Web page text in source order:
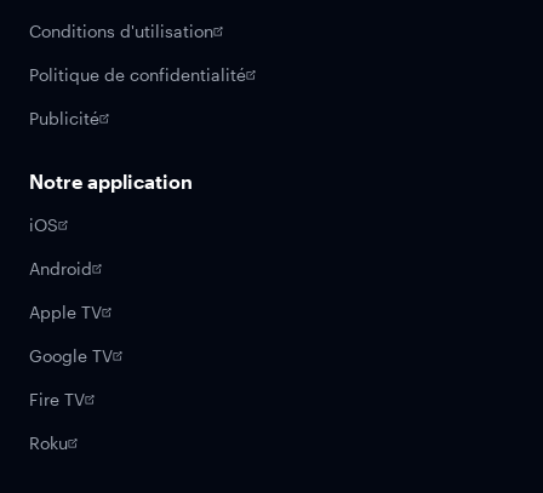
Conditions d'utilisation
Politique de confidentialité
Publicité
Notre application
iOS
Android
Apple TV
Google TV
Fire TV
Roku